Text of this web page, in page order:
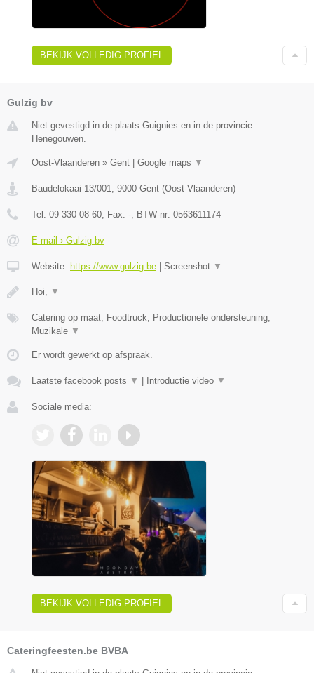
BEKIJK VOLLEDIG PROFIEL
Gulzig bv
Niet gevestigd in de plaats Guignies en in de provincie
Henegouwen.
Oost-Vlaanderen » Gent Google maps ▼
Baudelokaai 13/001 9000 Gent (Oost-Vlaanderen)
Tel: 09 330 08 60 , Fax: - , BTW-nr: 0563611174
E-mail › Gulzig bv
Website: https://www.gulzig.be Screenshot ▼
Hoi, ▼
Catering op maat, Foodtruck, Productionele ondersteuning,
Muzikale ▼
Er wordt gewerkt op afspraak.
Laatste facebook posts ▼ Introductie video ▼
Sociale media:
BEKIJK VOLLEDIG PROFIEL
Cateringfeesten.be BVBA